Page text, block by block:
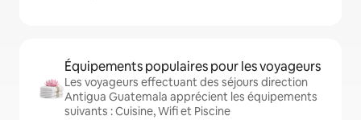
Équipements populaires pour les voyageurs
Les voyageurs effectuant des séjours direction
Antigua Guatemala apprécient les équipements
suivants : Cuisine, Wifi et Piscine